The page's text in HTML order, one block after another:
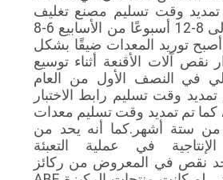
تمديد وقت تسليم مصنع تغليف
رقائق السيارات إلى 8-12 أسبوعًا من الأسابيع 6-8
أصبح توريد المعدات ضيقًا بشكل
نقص آلات الأقنعة أثناء توسيع
في النصف الأول من العام
تمديد وقت تسليم رابط الاختبار
كما تم تمديد وقت تسليم معدات
من ستة أشهر.كما أنه يحد من
في عملية التعبئة
يوجد نقص في المعروض من ركائز